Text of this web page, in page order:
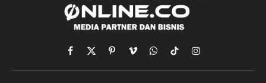
Facebook
X
(Twitter)
PinterestVimeoWhatsApp
TikTokInstagram